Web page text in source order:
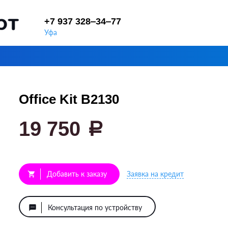
+7 937 328‒34‒77
Уфа
Office Kit B2130
19 750 a
shopping_cart Добавить к заказу Заявка на кредит
textsms Консультация по устройству